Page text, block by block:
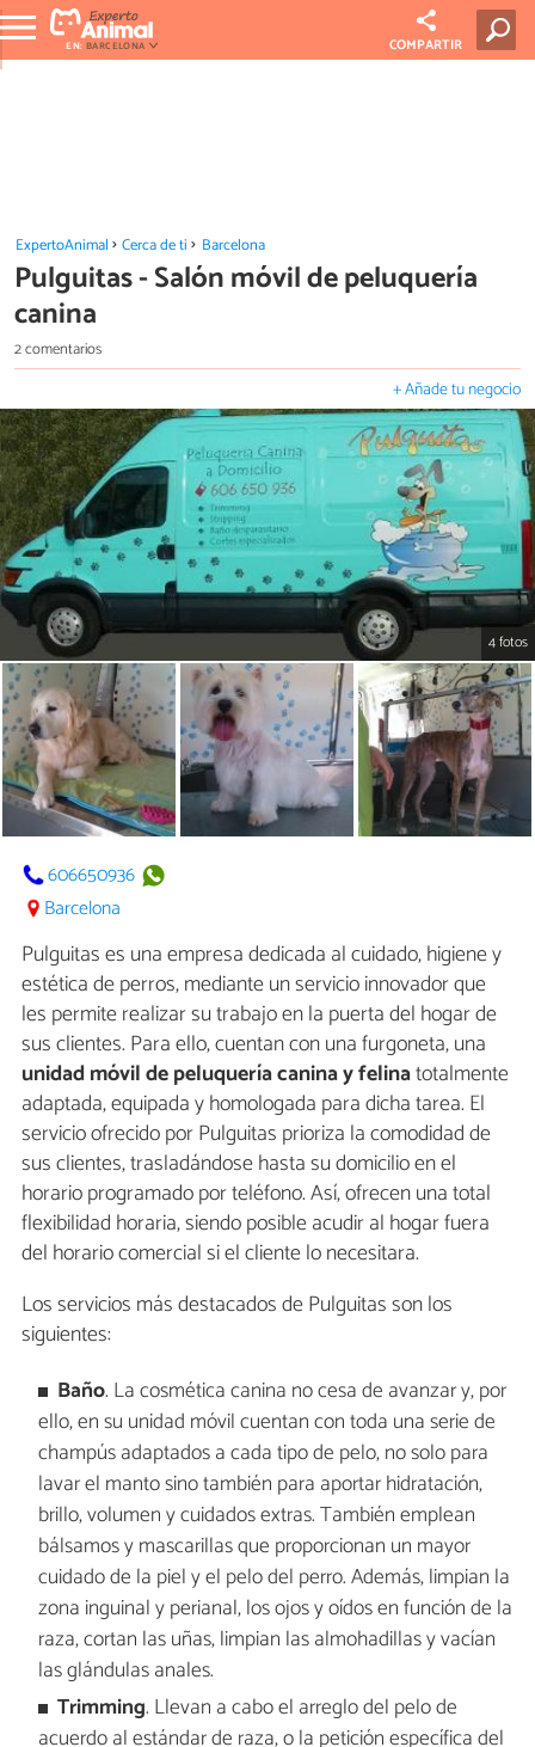
EN: BARCELONA COMPARTIR
ExpertoAnimal Cerca de ti Barcelona
Pulguitas - Salón móvil de peluquería
canina
2 comentarios
+ Añade tu negocio
4 fotos
606650936
Barcelona
Pulguitas es una empresa dedicada al cuidado, higiene y
estética de perros, mediante un servicio innovador que
les permite realizar su trabajo en la puerta del hogar de
sus clientes. Para ello, cuentan con una furgoneta, una
unidad móvil de peluquería canina y felinatotalmente
adaptada, equipada y homologada para dicha tarea. El
servicio ofrecido por Pulguitas prioriza la comodidad de
sus clientes, trasladándose hasta su domicilio en el
horario programado por teléfono. Así, ofrecen una total
flexibilidad horaria, siendo posible acudir al hogar fuera
del horario comercial si el cliente lo necesitara.
Los servicios más destacados de Pulguitas son los
siguientes:
Baño. La cosmética canina no cesa de avanzar y, por
ello, en su unidad móvil cuentan con toda una serie de
champús adaptados a cada tipo de pelo, no solo para
lavar el manto sino también para aportar hidratación,
brillo, volumen y cuidados extras. También emplean
bálsamos y mascarillas que proporcionan un mayor
cuidado de la piel y el pelo del perro. Además, limpian la
zona inguinal y perianal, los ojos y oídos en función de la
raza, cortan las uñas, limpian las almohadillas y vacían
las glándulas anales.
Trimming. Llevan a cabo el arreglo del pelo de
acuerdo al estándar de raza, o la petición específica del